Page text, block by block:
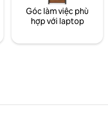
Góc làm việc phù
hợp với laptop